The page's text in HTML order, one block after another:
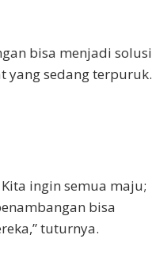
bisa menjadi solusi
yang sedang terpuruk.
ingin semua maju;
bisa
tuturnya.